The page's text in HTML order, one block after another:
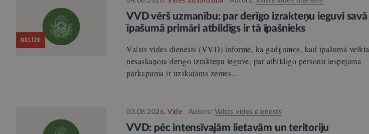
RELĪZE
VVD vērš uzmanību: par derīgo izrakteņu ieguvi savā
īpašumā primāri atbildīgs ir tā īpašnieks
Valsts vides dienests (VVD) informē, ka gadījumos, kad īpašumā veikta
nesaskaņota derīgo izrakteņu ieguve, par atbildīgo personu iespējamā
pārkāpumā ir uzskatāms zemes…
03.08.2026. Vide Autors: Valsts vides dienests
VVD: pēc intensīvajām lietavām un teritoriju